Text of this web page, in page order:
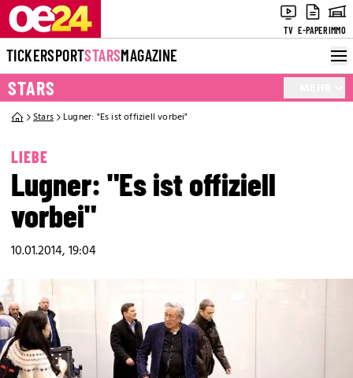
TV E-PAPERIMMO
TICKERSPORTSTARSMAGAZINE
STARS
Stars Lugner: "Es ist offiziell vorbei"
LIEBE
Lugner: "Es ist offiziell
vorbei"
10.01.2014, 19:04